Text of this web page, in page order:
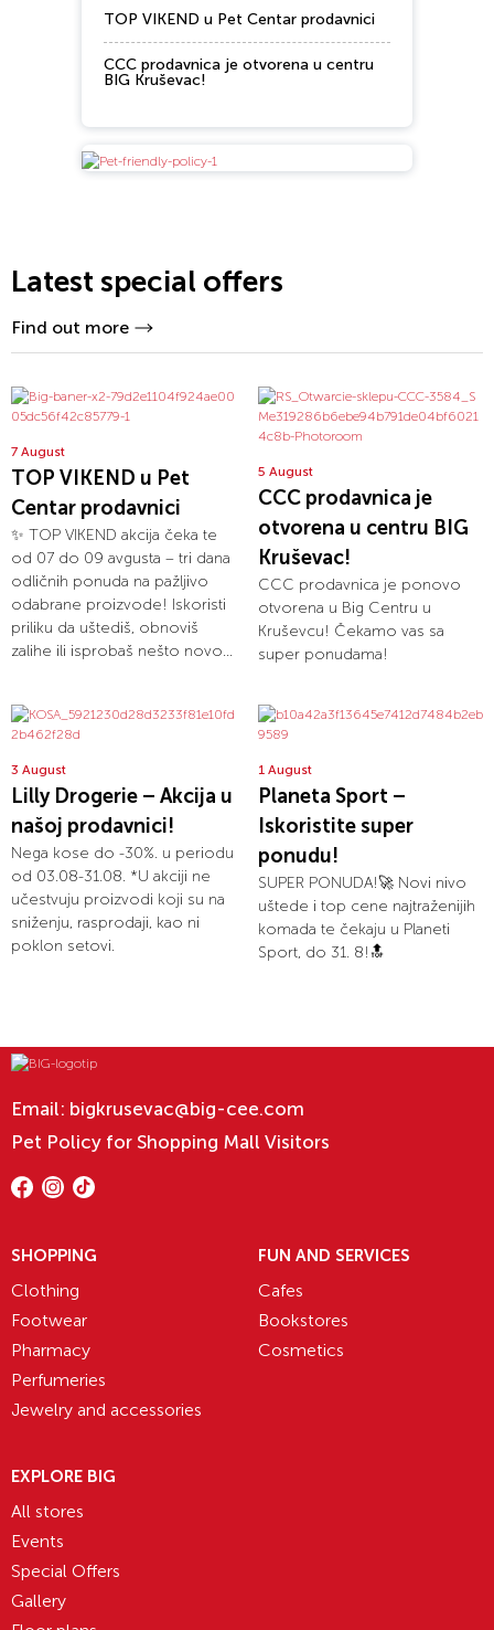
TOP VIKEND u Pet Centar prodavnici
CCC prodavnica je otvorena u centru
BIG Kruševac!
Latest special offers
Find out more
7 August
TOP VIKEND u Pet
Centar prodavnici
✨ TOP VIKEND akcija čeka te
od 07 do 09 avgusta – tri dana
odličnih ponuda na pažljivo
odabrane proizvode! Iskoristi
priliku da uštediš, obnoviš
zalihe ili isprobaš nešto novo...
5 August
CCC prodavnica je
otvorena u centru BIG
Kruševac!
CCC prodavnica je ponovo
otvorena u Big Centru u
Kruševcu! Čekamo vas sa
super ponudama!
3 August
Lilly Drogerie – Akcija u
našoj prodavnici!
Nega kose do -30%. u periodu
od 03.08-31.08. *U akciji ne
učestvuju proizvodi koji su na
sniženju, rasprodaji, kao ni
poklon setovi.
1 August
Planeta Sport –
Iskoristite super
ponudu!
SUPER PONUDA!🚀 Novi nivo
uštede i top cene najtraženijih
komada te čekaju u Planeti
Sport, do 31. 8!🔝
Email: bigkrusevac@big-cee.com
Pet Policy for Shopping Mall Visitors
SHOPPING
Clothing
Footwear
Pharmacy
Perfumeries
Jewelry and accessories
FUN AND SERVICES
Cafes
Bookstores
Cosmetics
EXPLORE BIG
All stores
Events
Special Offers
Gallery